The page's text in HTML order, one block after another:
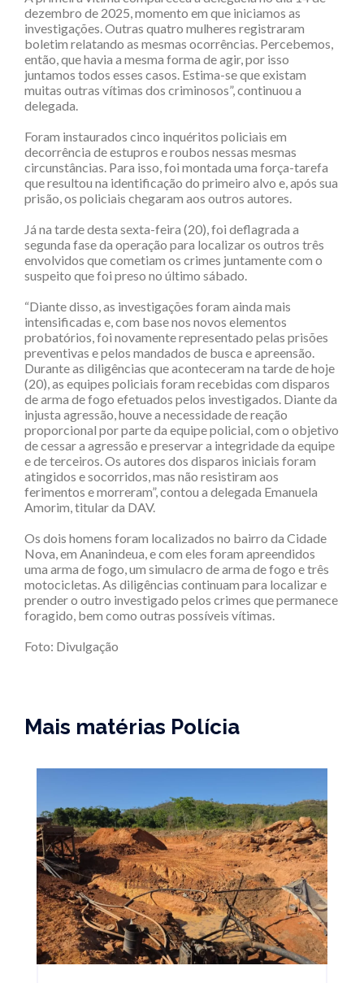
dezembro de 2025, momento em que iniciamos as
investigações. Outras quatro mulheres registraram
boletim relatando as mesmas ocorrências. Percebemos,
então, que havia a mesma forma de agir, por isso
juntamos todos esses casos. Estima-se que existam
muitas outras vítimas dos criminosos”, continuou a
delegada.
Foram instaurados cinco inquéritos policiais em
decorrência de estupros e roubos nessas mesmas
circunstâncias. Para isso, foi montada uma força-tarefa
que resultou na identificação do primeiro alvo e, após sua
prisão, os policiais chegaram aos outros autores.
Já na tarde desta sexta-feira (20), foi deflagrada a
segunda fase da operação para localizar os outros três
envolvidos que cometiam os crimes juntamente com o
suspeito que foi preso no último sábado.
“Diante disso, as investigações foram ainda mais
intensificadas e, com base nos novos elementos
probatórios, foi novamente representado pelas prisões
preventivas e pelos mandados de busca e apreensão.
Durante as diligências que aconteceram na tarde de hoje
(20), as equipes policiais foram recebidas com disparos
de arma de fogo efetuados pelos investigados. Diante da
injusta agressão, houve a necessidade de reação
proporcional por parte da equipe policial, com o objetivo
de cessar a agressão e preservar a integridade da equipe
e de terceiros. Os autores dos disparos iniciais foram
atingidos e socorridos, mas não resistiram aos
ferimentos e morreram”, contou a delegada Emanuela
Amorim, titular da DAV.
Os dois homens foram localizados no bairro da Cidade
Nova, em Ananindeua, e com eles foram apreendidos
uma arma de fogo, um simulacro de arma de fogo e três
motocicletas. As diligências continuam para localizar e
prender o outro investigado pelos crimes que permanece
foragido, bem como outras possíveis vítimas.
Foto: Divulgação
Mais matérias Polícia